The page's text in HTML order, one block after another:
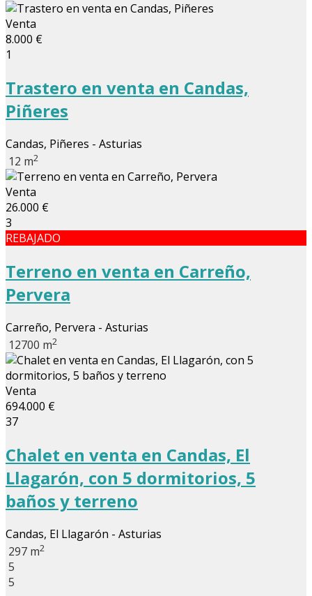
Venta
8.000 €
1
Trastero en venta en Candas,
Piñeres
Candas, Piñeres - Asturias
12 m2
Venta
26.000 €
3
REBAJADO
Terreno en venta en Carreño,
Pervera
Carreño, Pervera - Asturias
12700 m2
Venta
694.000 €
37
Chalet en venta en Candas, El
Llagarón, con 5 dormitorios, 5
baños y terreno
Candas, El Llagarón - Asturias
297 m2
5
5